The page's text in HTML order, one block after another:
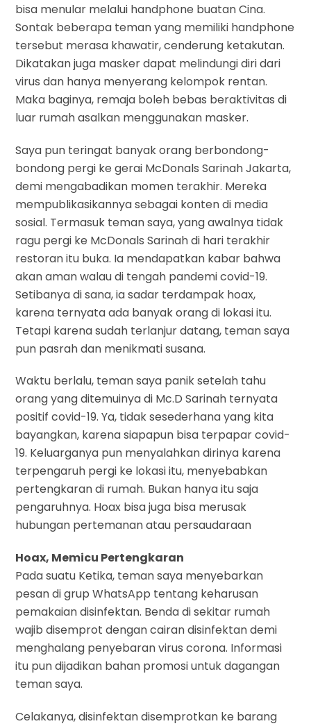
bisa menular melalui handphone buatan Cina.
Sontak beberapa teman yang memiliki handphone
tersebut merasa khawatir, cenderung ketakutan.
Dikatakan juga masker dapat melindungi diri dari
virus dan hanya menyerang kelompok rentan.
Maka baginya, remaja boleh bebas beraktivitas di
luar rumah asalkan menggunakan masker.
Saya pun teringat banyak orang berbondong-
bondong pergi ke gerai McDonals Sarinah Jakarta,
demi mengabadikan momen terakhir. Mereka
mempublikasikannya sebagai konten di media
sosial. Termasuk teman saya, yang awalnya tidak
ragu pergi ke McDonals Sarinah di hari terakhir
restoran itu buka. Ia mendapatkan kabar bahwa
akan aman walau di tengah pandemi covid-19.
Setibanya di sana, ia sadar terdampak hoax,
karena ternyata ada banyak orang di lokasi itu.
Tetapi karena sudah terlanjur datang, teman saya
pun pasrah dan menikmati susana.
Waktu berlalu, teman saya panik setelah tahu
orang yang ditemuinya di Mc.D Sarinah ternyata
positif covid-19. Ya, tidak sesederhana yang kita
bayangkan, karena siapapun bisa terpapar covid-
19. Keluarganya pun menyalahkan dirinya karena
terpengaruh pergi ke lokasi itu, menyebabkan
pertengkaran di rumah. Bukan hanya itu saja
pengaruhnya. Hoax bisa juga bisa merusak
hubungan pertemanan atau persaudaraan
Hoax, Memicu Pertengkaran
Pada suatu Ketika, teman saya menyebarkan
pesan di grup WhatsApp tentang keharusan
pemakaian disinfektan. Benda di sekitar rumah
wajib disemprot dengan cairan disinfektan demi
menghalang penyebaran virus corona. Informasi
itu pun dijadikan bahan promosi untuk dagangan
teman saya.
Celakanya, disinfektan disemprotkan ke barang